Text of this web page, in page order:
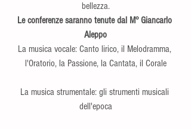
bellezza.
Le conferenze saranno tenute dal M° Giancarlo
Aleppo
La musica vocale: Canto lirico, il Melodramma,
l'Oratorio, la Passione, la Cantata, il Corale
La musica strumentale: gli strumenti musicali
dell'epoca